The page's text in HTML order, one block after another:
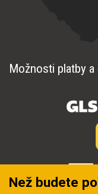
Možnosti platby a
Než budete